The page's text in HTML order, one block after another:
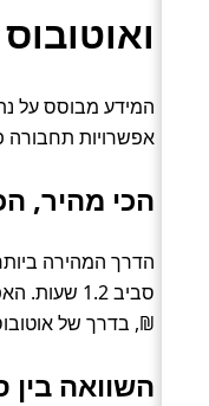
ואוטובוס
אפשרויות תחבורה
הכי מהיר,
הדרך המהירה
₪, בדרך של
השוואה בין